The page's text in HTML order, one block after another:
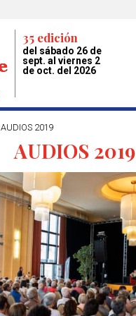
35 edición
del sábado 26 de
sept. al viernes 2
de oct. del 2026
AUDIOS 2019
AUDIOS 2019